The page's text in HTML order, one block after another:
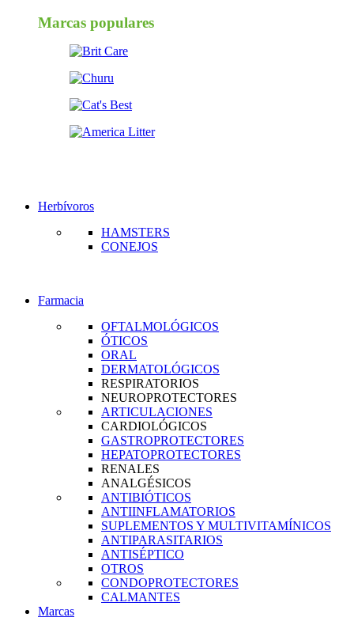
Marcas populares
Herbívoros
HAMSTERS
CONEJOS
Farmacia
OFTALMOLÓGICOS
ÓTICOS
ORAL
DERMATOLÓGICOS
RESPIRATORIOS
NEUROPROTECTORES
ARTICULACIONES
CARDIOLÓGICOS
GASTROPROTECTORES
HEPATOPROTECTORES
RENALES
ANALGÉSICOS
ANTIBIÓTICOS
ANTIINFLAMATORIOS
SUPLEMENTOS Y MULTIVITAMÍNICOS
ANTIPARASITARIOS
ANTISÉPTICO
OTROS
CONDOPROTECTORES
CALMANTES
Marcas